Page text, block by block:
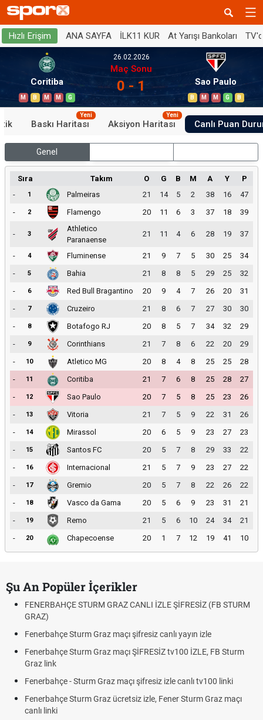
Hızlı Erişim ANA SAYFA İLK11 KUR At Yarışı Bankoları
Coritiba
M B M M G
26.02.2026
Maç Sonu
0 - 1 Sao Paulo
B M M G B
Baskı Haritası
Yeni
Aksiyon Haritası
Yeni
Canlı Puan
Genel
Sıra Takım O G B M A Y
P
-
1 Palmeiras 21 14 5 2 38 16
47
-
2 Flamengo 20 11 6 3 37 18 39
- 3
Athletico
Paranaense
21 11 4 6 28 19 37
- 4 Fluminense 21 9 7 5 30 25
34
-
5 Bahia 21 8 8 5 29 25
32
-
6 Red Bull Bragantino 20 9 4 7 26 20
31
-
7 Cruzeiro 21 8 6 7 27 30
30
-
8 Botafogo RJ 20 8 5 7 34 32
29
-
9 Corinthians 21 7 8 6 22 20
29
-
10 Atletico MG 20 8 4 8 25 25
28
-
11 Coritiba 21 7 6 8 25 28
27
-
12 Sao Paulo 20 7 5 8 25 23
26
-
13 Vitoria 21 7 5 9 22 31
26
-
14 Mirassol 20 6 5 9 23 27
23
-
15 Santos FC 20 5 7 8 29 33
22
-
16 Internacional 21 5 7 9 23 27
22
-
17 Gremio 20 5 7 8 22 26
22
-
18 Vasco da Gama 20 5 6 9 23 31
21
-
19 Remo 21 5 6 10 24 34
21
-
20 Chapecoense 20 1 7 12 19 41 10
Şu An Popüler İçerikler
FENERBAHÇE STURM GRAZ CANLI İZLE ŞİFRESİZ (FB STURM
GRAZ)
Fenerbahçe Sturm Graz maçı şifresiz canlı yayın izle
Fenerbahçe Sturm Graz maçı ŞİFRESİZ tv100 İZLE, FB Sturm
Graz link
Fenerbahçe - Sturm Graz maçı şifresiz izle canlı tv100 linki
Fenerbahçe Sturm Graz ücretsiz izle, Fener Sturm Graz maçı
canlı linki